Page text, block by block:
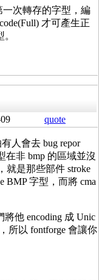
次轉存的字型，編
才可產生正
quote
人會去 bug repor
在非 bmp 的區域並沒
就是那些部件 stroke
BMP 字型，而將 cma
他 encoding 成 Unic
所以 fontforge 會讓你